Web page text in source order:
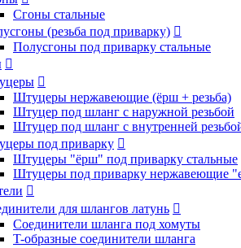
Сгоны стальные
(резьба под приварку) 
Полусгоны под приварку стальные


Штуцеры нержавеющие (ёрш + резьба)
Штуцер под шланг с наружной резьбой
Штуцер под шланг с внутренней
под приварку 
Штуцеры "ёрш" под приварку стальные
Штуцеры под приварку нержавеющие

для шлангов латунь 
Соединители шланга под хомуты
T-образные соединители шланга